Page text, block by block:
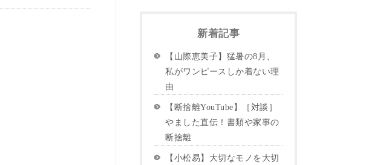
新着記事
【山際恵美子】猛暑の8月、
私がワンピースしか着ない理
由
【断捨離YouTube】［対談］
やました直伝！書類や家事の
断捨離
【小松易】大切なモノを大切